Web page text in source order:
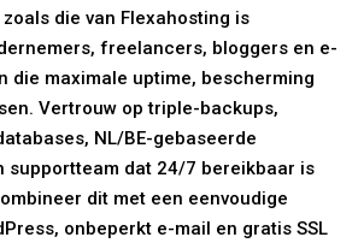
die van Flexahosting is
freelancers, bloggers en e-
die maximale uptime, bescherming
Vertrouw op triple-backups,
NL/BE-gebaseerde
supportteam dat 24/7 bereikbaar is
dit met een eenvoudige
onbeperkt e-mail en gratis SSL